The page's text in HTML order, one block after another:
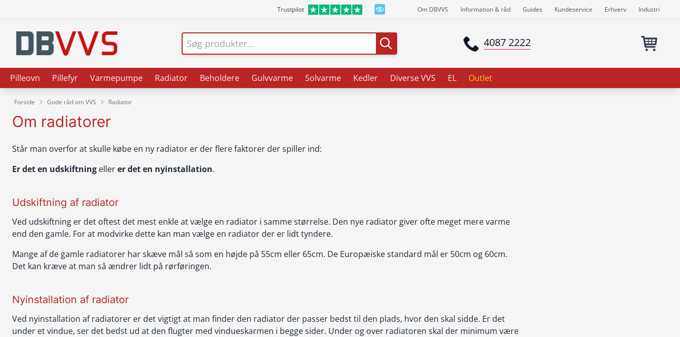
Trustpilot Om DBVVS Information & råd Guides Kundeservice Erhverv Industri
4087 2222
Pilleovn Pillefyr Varmepumpe Radiator Beholdere Gulvvarme Solvarme Kedler Diverse VVS EL Outlet
Forside Gode råd om VVS Radiator
Om radiatorer
Står man overfor at skulle købe en ny radiator er der flere faktorer der spiller ind:
Er det en udskiftning ellerer det en nyinstallation.
Udskiftning af radiator
Ved udskiftning er det oftest det mest enkle at vælge en radiator i samme størrelse. Den nye radiator giver ofte meget mere varme
end den gamle. For at modvirke dette kan man vælge en radiator der er lidt tyndere.
Mange af de gamle radiatorer har skæve mål så som en højde på 55cm eller 65cm. De Europæiske standard mål er 50cm og 60cm.
Det kan kræve at man så ændrer lidt på rørføringen.
Nyinstallation af radiator
Ved nyinstallation af radiatorer er det vigtigt at man finder den radiator der passer bedst til den plads, hvor den skal sidde. Er det
under et vindue, ser det bedst ud at den flugter med vindueskarmen i begge sider. Under og over radiatoren skal der minimum være